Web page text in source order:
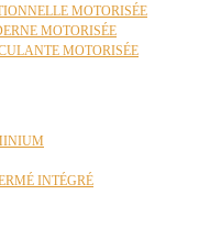
MOTORISÉE
MOTORISÉE
MOTORISÉE
INTÉGRÉ